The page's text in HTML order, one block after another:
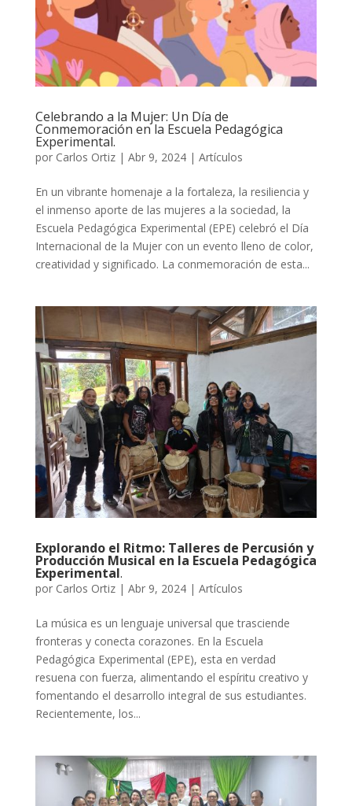
Celebrando a la Mujer: Un Día de
Conmemoración en la Escuela Pedagógica
Experimental.
por Carlos Ortiz| Abr 9, 2024| Artículos
En un vibrante homenaje a la fortaleza, la resiliencia y
el inmenso aporte de las mujeres a la sociedad, la
Escuela Pedagógica Experimental (EPE) celebró el Día
Internacional de la Mujer con un evento lleno de color,
creatividad y significado. La conmemoración de esta...
Explorando el Ritmo: Talleres de Percusión y
Producción Musical en la Escuela Pedagógica
Experimental.
por Carlos Ortiz| Abr 9, 2024| Artículos
La música es un lenguaje universal que trasciende
fronteras y conecta corazones. En la Escuela
Pedagógica Experimental (EPE), esta en verdad
resuena con fuerza, alimentando el espíritu creativo y
fomentando el desarrollo integral de sus estudiantes.
Recientemente, los...